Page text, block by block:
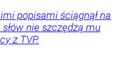
popisami ściągnął na
nie szczędzą mu
z TVP.